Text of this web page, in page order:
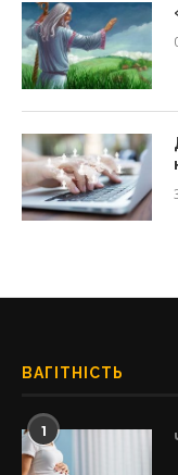
ВАГІТНІСТЬ
1